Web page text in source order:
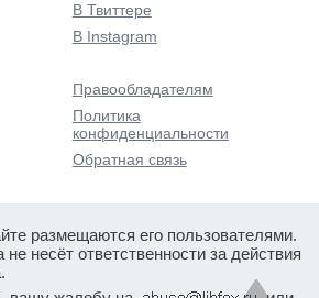
В Твиттере
В Instagram
Правообладателям
Политика
конфиденциальности
Обратная связь
размещаются его пользователями.
несёт ответственности за действия